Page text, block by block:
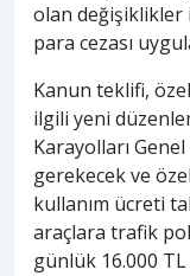
olan değişiklikler
para cezası
Kanun teklifi,
ilgili yeni
Karayolları
gerekecek ve
kullanım ücreti
araçlara trafik
günlük 16.000